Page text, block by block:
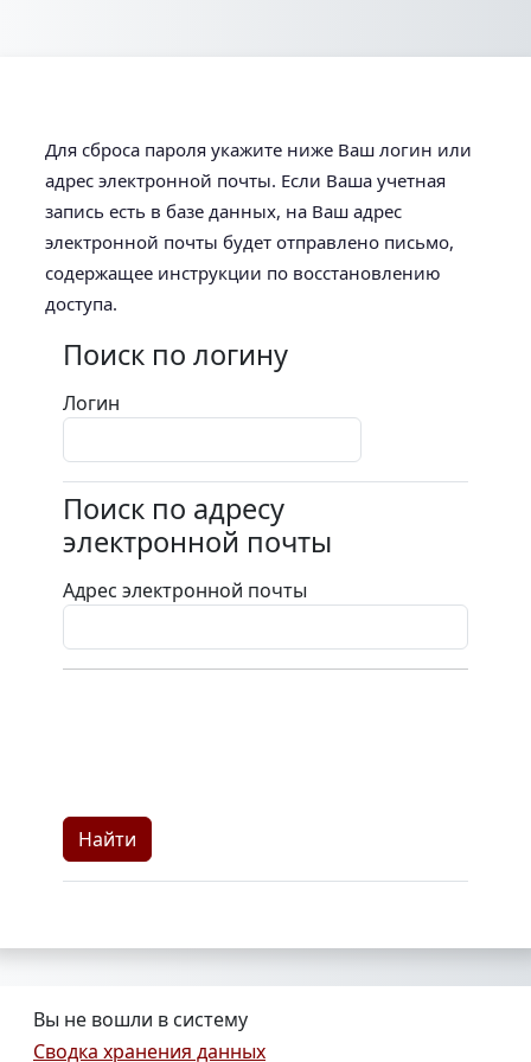
Для сброса пароля укажите ниже Ваш логин или
адрес электронной почты. Если Ваша учетная
запись есть в базе данных, на Ваш адрес
электронной почты будет отправлено письмо,
содержащее инструкции по восстановлению
доступа.
Поиск по логину
Поиск по логину
Логин
Поиск по адресу электронной почты
Поиск по адресу
электронной почты
Адрес электронной почты
Вы не вошли в систему
Сводка хранения данных